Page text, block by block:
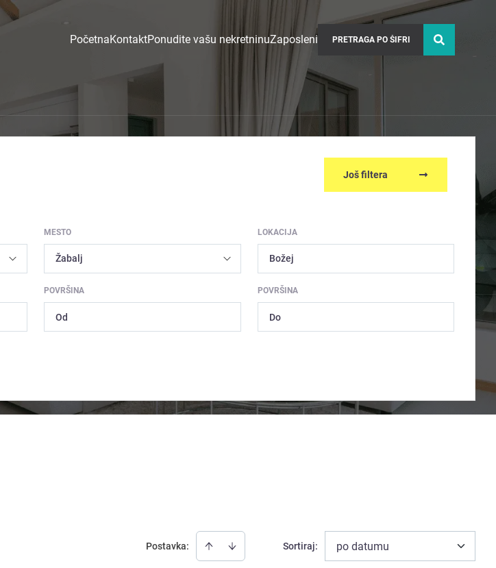
PočetnaKontaktPonudite vašu nekretninuZaposleni
Još filtera
MESTO LOKACIJA
Božej
POVRŠINA POVRŠINA
Postavka: Sortiraj: po datumu